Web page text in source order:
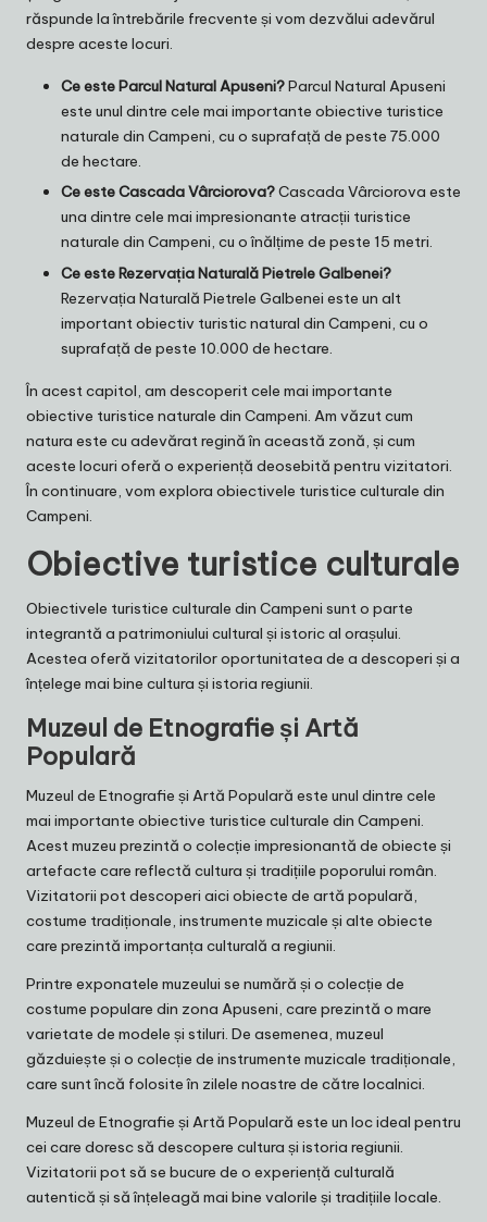
răspunde la întrebările frecvente și vom dezvălui adevărul
despre aceste locuri.
Ce este Parcul Natural Apuseni?Parcul Natural Apuseni
este unul dintre cele mai importante obiective turistice
naturale din Campeni, cu o suprafață de peste 75.000
de hectare.
Ce este Cascada Vârciorova?Cascada Vârciorova este
una dintre cele mai impresionante atracții turistice
naturale din Campeni, cu o înălțime de peste 15 metri.
Ce este Rezervația Naturală Pietrele Galbenei?
Rezervația Naturală Pietrele Galbenei este un alt
important obiectiv turistic natural din Campeni, cu o
suprafață de peste 10.000 de hectare.
În acest capitol, am descoperit cele mai importante
obiective turistice naturale din Campeni. Am văzut cum
natura este cu adevărat regină în această zonă, și cum
aceste locuri oferă o experiență deosebită pentru vizitatori.
În continuare, vom explora obiectivele turistice culturale din
Campeni.
Obiective turistice culturale
Obiectivele turistice culturale din Campeni sunt o parte
integrantă a patrimoniului cultural și istoric al orașului.
Acestea oferă vizitatorilor oportunitatea de a descoperi și a
înțelege mai bine cultura și istoria regiunii.
Muzeul de Etnografie și Artă
Populară
Muzeul de Etnografie și Artă Populară este unul dintre cele
mai importante obiective turistice culturale din Campeni.
Acest muzeu prezintă o colecție impresionantă de obiecte și
artefacte care reflectă cultura și tradițiile poporului român.
Vizitatorii pot descoperi aici obiecte de artă populară,
costume tradiționale, instrumente muzicale și alte obiecte
care prezintă importanța culturală a regiunii.
Printre exponatele muzeului se numără și o colecție de
costume populare din zona Apuseni, care prezintă o mare
varietate de modele și stiluri. De asemenea, muzeul
găzduiește și o colecție de instrumente muzicale tradiționale,
care sunt încă folosite în zilele noastre de către localnici.
Muzeul de Etnografie și Artă Populară este un loc ideal pentru
cei care doresc să descopere cultura și istoria regiunii.
Vizitatorii pot să se bucure de o experiență culturală
autentică și să înțeleagă mai bine valorile și tradițiile locale.